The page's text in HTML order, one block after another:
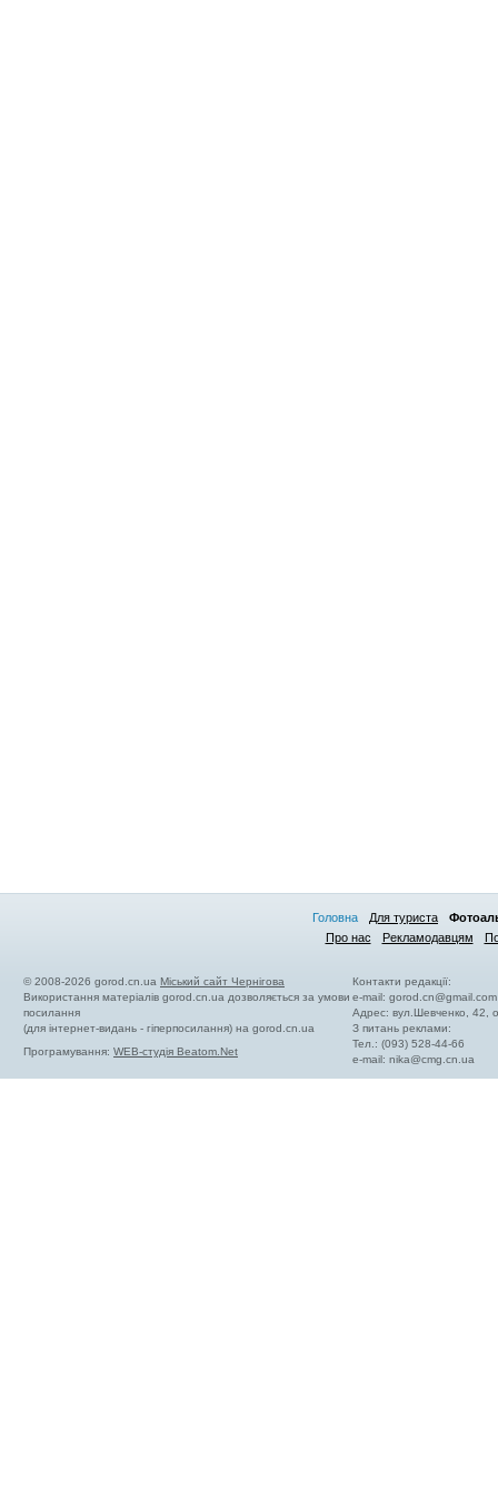
Головна Для туриста
Про нас
Рекламодавцям
© 2008-2026 gorod.cn.ua Міський сайт Чернігова
Використання матеріалів gorod.cn.ua дозволяється за умови
посилання
(для інтернет-видань - гіперпосилання) на gorod.cn.ua
Програмування: WEB-студія Beatom.Net
Контакти редакції:
e-mail:gorod.cn@gmail.com
Адрес: вул.Шевченко, 42,
З питань реклами:
Тел.: (093) 528-44-66
e-mail:nika@cmg.cn.ua